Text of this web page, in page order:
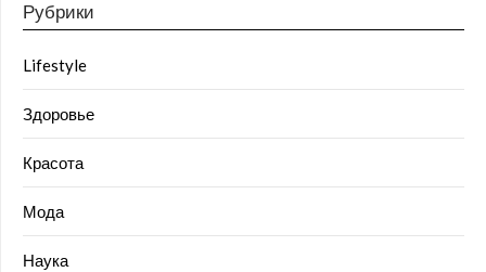
Рубрики
Lifestyle
Здоровье
Красота
Мода
Наука